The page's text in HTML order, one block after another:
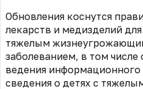
Обновления коснутся
лекарств и медизделий
тяжелым
заболеванием, в том
ведения
сведения о детях с